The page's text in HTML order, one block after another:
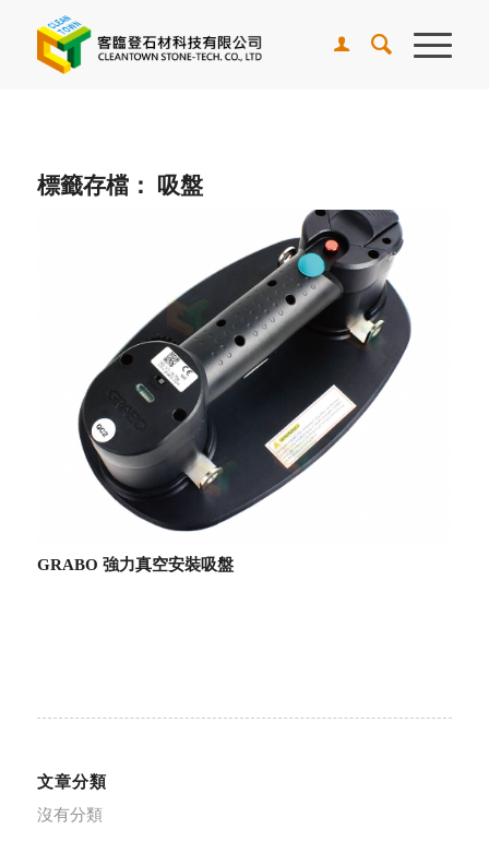
標籤存檔： 吸盤
GRABO 強力真空安裝吸盤
文章分類
沒有分類